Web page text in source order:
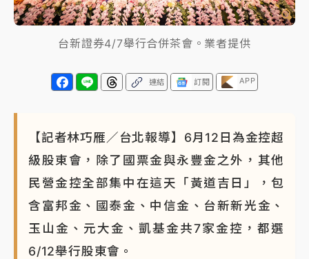
台東農業處長涉圖利渡假村！東檢抗告成功 今重開羈
押庭
雨熱區曝
台新證券4/7舉行合併茶會。業者提供
連結 訂閱 APP
【記者林巧雁／台北報導】6月12日為金控超
級股東會，除了國票金與永豐金之外，其他
民營金控全部集中在這天「黃道吉日」，包
含富邦金、國泰金、中信金、台新新光金、
玉山金、元大金、凱基金共7家金控，都選
6/12舉行股東會。